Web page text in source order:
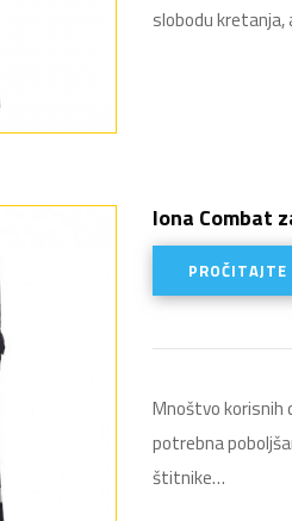
slobodu
Iona Combat
PROČITAJTE
Mnoštvo korisnih
potrebna
štitnike…